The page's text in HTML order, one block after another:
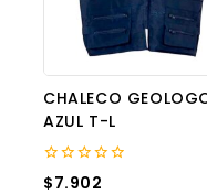
CHALECO
AZUL T-L
0
$7.902